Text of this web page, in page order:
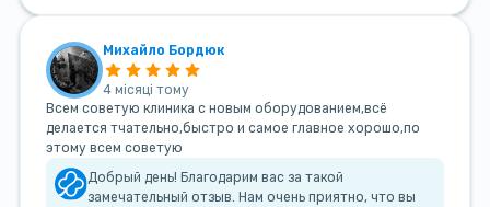
Михайло Бордюк
4 місяці тому
Всем советую клиника с новым оборудованием,всё
делается тчательно,быстро и самое главное хорошо,по
этому всем советую
Добрый день! Благодарим вас за такой
замечательный отзыв. Нам очень приятно, что вы